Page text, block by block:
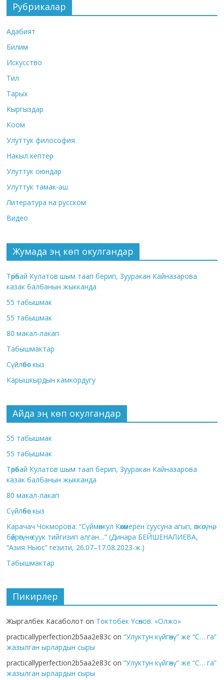
Рубрикалар
Адабият
Билим
Искусство
Тил
Тарых
Кыргыздар
Коом
Улуттук философия
Накыл кептер
Улуттук оюндар
Улуттук тамак-аш
Литература на русском
Видео
Жумада эң көп окулгандар
Төрөбай Кулатов шым таап берип, Зууракан Кайназарова
казак балбанын жыкканда
55 табышмак
55 табышмак
80 макал-лакап
Табышмактар
Сүйлөбөс кыз
Карышкырдын камкордугу
Айда эң көп окулгандар
55 табышмак
55 табышмак
Төрөбай Кулатов шым таап берип, Зууракан Кайназарова
казак балбанын жыкканда
80 макал-лакап
Сүйлөбөс кыз
Карачач Чокморова: “Сүймөнкул Көкөмерен суусуна агып, өпкөсүнө,
бөйрөгүнө суук тийгизип алган…” (Динара БЕЙШЕНАЛИЕВА,
“Азия Ньюс” гезити, 26.07–17.08.2023-ж.)
Табышмактар
Пикирлер
Жыргалбек Касаболот on Токтобек Үсөнов. «Олжо»
practicallyperfection2b5aa2e83c on“Улуктун күйгөнү” же “С… га”
жазылган ырлардын сыры
practicallyperfection2b5aa2e83c on“Улуктун күйгөнү” же “С… га”
жазылган ырлардын сыры